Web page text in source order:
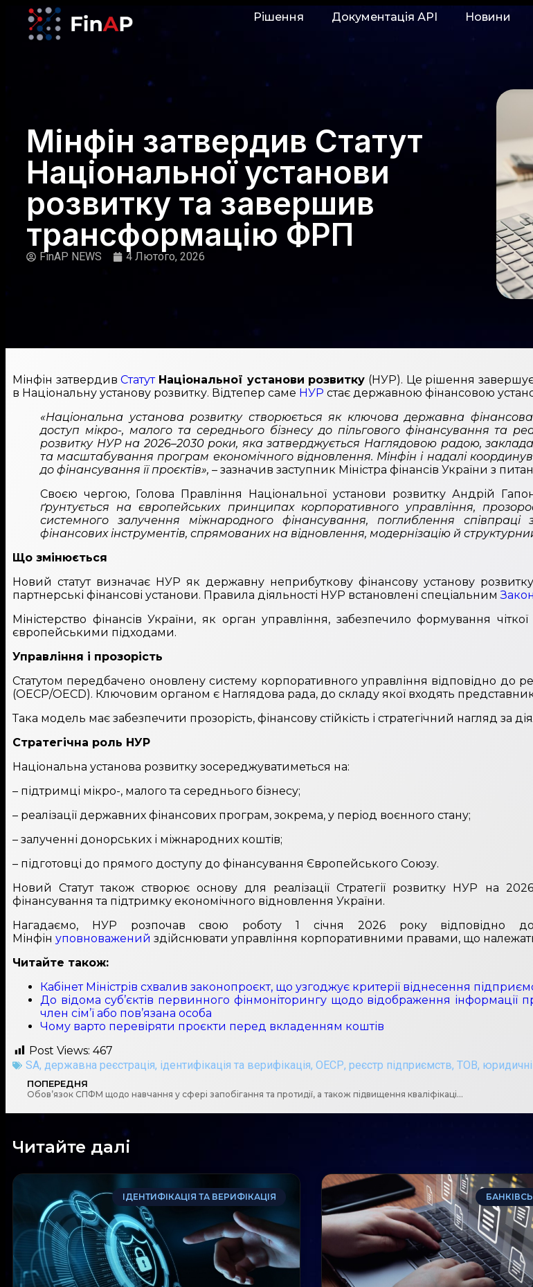
Рішення Документація АРІ Новини
Мінфін затвердив Статут
Національної установи
розвитку та завершив
трансформацію ФРП
FinAP NEWS 4 Лютого, 2026
Мінфін затвердивСтатут Національної установи розвитку (НУР). Це рішення
в Національну установу розвитку. Відтепер саме НУР стає державною фінансовою
«Національна установа розвитку створюється як ключова державна
доступ мікро-, малого та середнього бізнесу до пільгового фінансування та
розвитку НУР на 2026–2030 роки, яка затверджується Наглядовою радою,
та масштабування програм економічного відновлення. Мінфін і надалі
до фінансування її проєктів», – зазначив заступник Міністра фінансів України з
Своєю чергою, Голова Правління Національної установи розвитку Андрій
ґрунтується на європейських принципах корпоративного управління,
системного залучення міжнародного фінансування, поглиблення
фінансових інструментів, спрямованих на відновлення, модернізацію й
Що змінюється
Новий статут визначає НУР як державну неприбуткову фінансову установу
партнерські фінансові установи. Правила діяльності НУР встановлені спеціальним
Міністерство фінансів України, як орган управління, забезпечило формування
європейськими підходами.
Управління і прозорість
Статутом передбачено оновлену систему корпоративного управління відповідно до
(ОЕСР/OECD). Ключовим органом є Наглядова рада, до складу якої входять
Така модель має забезпечити прозорість, фінансову стійкість і стратегічний нагляд за
Стратегічна роль НУР
Національна установа розвитку зосереджуватиметься на:
– підтримці мікро-, малого та середнього бізнесу;
– реалізації державних фінансових програм, зокрема, у період воєнного стану;
– залученні донорських і міжнародних коштів;
– підготовці до прямого доступу до фінансування Європейського Союзу.
Новий Статут також створює основу для реалізації Стратегії розвитку НУР на
фінансування та підтримку економічного відновлення України.
Нагадаємо, НУР розпочав свою роботу 1 січня 2026 року відповідно
Мінфін уповноважений здійснювати управління корпоративними правами, що належать
Читайте також:
Кабінет Міністрів схвалив законопроєкт, що узгоджує критерії віднесення
До відома суб’єктів первинного фінмоніторингу щодо відображення інформації
член сім’ї або пов’язана особа
Чому варто перевіряти проєкти перед вкладенням коштів
Post Views: 467
SA, державна реєстрація, ідентифікація та верифікація, ОЕСР, реєстр підприємств, ТОВ,
ПОПЕРЕДНЯ
Обов’язок СПФМ щодо навчання у сфері запобігання та протидії, а також підвищення кваліфікації відповідального працівника не поширюється на нотаріусів
Читайте далі
ІДЕНТИФІКАЦІЯ ТА ВЕРИФІКАЦІЯ